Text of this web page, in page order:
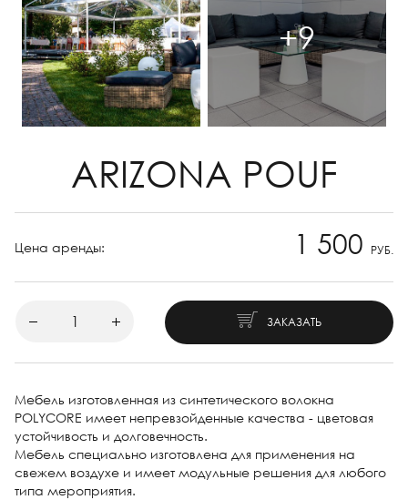
+9
ARIZONA POUF
Цена аренды: 1 500 РУБ.
ЗАКАЗАТЬ
Мебель изготовленная из синтетического волокна
POLYCORE имеет непревзойденные качества - цветовая
устойчивость и долговечность.
Мебель специально изготовлена для применения на
свежем воздухе и имеет модульные решения для любого
типа мероприятия.